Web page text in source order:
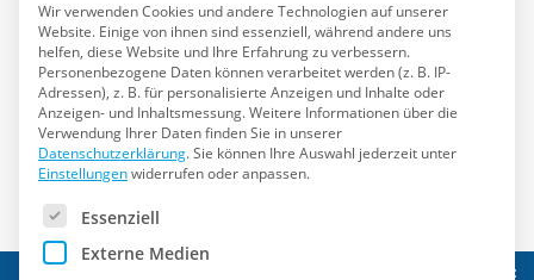
Wir verwenden Cookies und andere Technologien auf unserer
Website. Einige von ihnen sind essenziell, während andere uns
helfen, diese Website und Ihre Erfahrung zu verbessern.
Personenbezogene Daten können verarbeitet werden (z. B. IP-
Adressen), z. B. für personalisierte Anzeigen und Inhalte oder
Anzeigen- und Inhaltsmessung.Weitere Informationen über die
Verwendung Ihrer Daten finden Sie in unserer
Datenschutzerklärung.Sie können Ihre Auswahl jederzeit unter
Einstellungenwiderrufen oder anpassen.
Es folgt eine Liste der Service-Gruppen, für die eine
Essenziell
Externe Medien